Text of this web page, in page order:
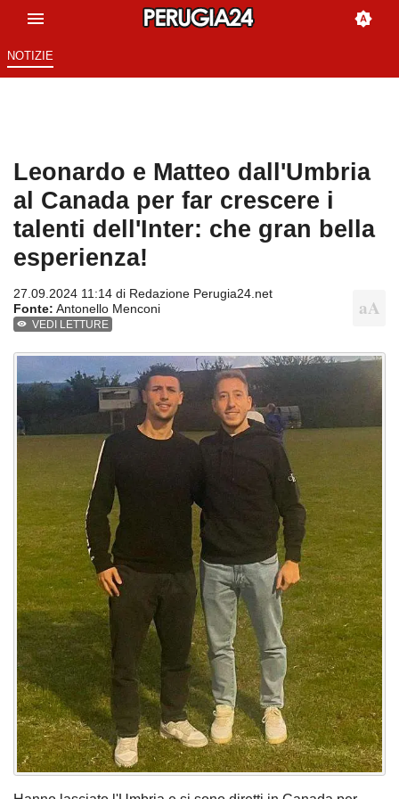
NOTIZIE
Leonardo e Matteo dall'Umbria
al Canada per far crescere i
talenti dell'Inter: che gran bella
esperienza!
27.09.2024 11:14 di Redazione Perugia24.net
Fonte: Antonello Menconi
VEDI LETTURE